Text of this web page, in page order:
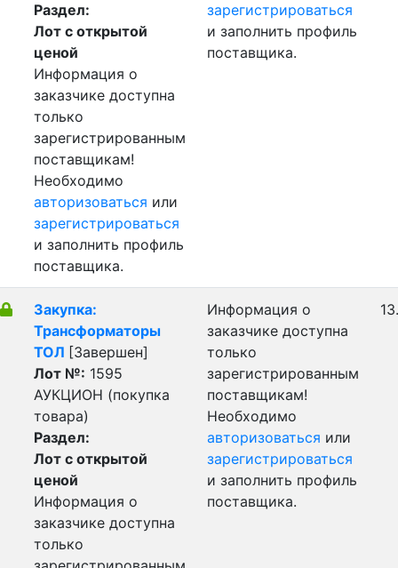
Раздел:
Лот с открытой
ценой
Информация о
заказчике доступна
только
зарегистрированным
поставщикам!
Необходимо
авторизоваться или
зарегистрироваться
и заполнить профиль
поставщика.
зарегистрироваться
и заполнить профиль
поставщика.
Закупка:
Трансформаторы
ТОЛ [Завершен]
Лот №: 1595
АУКЦИОН (покупка
товара)
Раздел:
Лот с открытой
ценой
Информация о
заказчике доступна
только
Информация о
заказчике доступна
только
зарегистрированным
поставщикам!
Необходимо
авторизоваться или
зарегистрироваться
и заполнить профиль
поставщика.